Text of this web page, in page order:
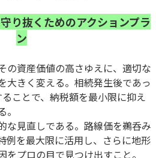
り抜くためのアクションプラ
ン
の資産価値の高さゆえに、適切な
大きく変える。相続発生後であっ
ことで、納税額を最小限に抑え
な見直しである。路線価を鵜呑み
例を最大限に活用し、さらに地形
プロの目で見つけ出すこと。